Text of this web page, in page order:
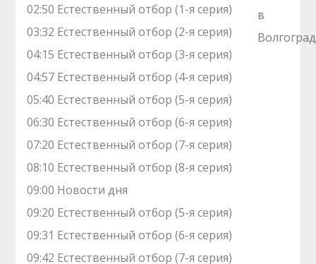
02:50 Естественный отбор (1-я серия)
03:32 Естественный отбор (2-я серия)
04:15 Естественный отбор (3-я серия)
04:57 Естественный отбор (4-я серия)
05:40 Естественный отбор (5-я серия)
06:30 Естественный отбор (6-я серия)
07:20 Естественный отбор (7-я серия)
08:10 Естественный отбор (8-я серия)
09:00 Новости дня
09:20 Естественный отбор (5-я серия)
09:31 Естественный отбор (6-я серия)
09:42 Естественный отбор (7-я серия)